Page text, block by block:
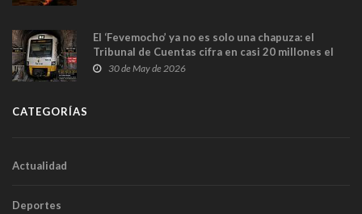
El ‘Fevemocho’ ya no es solo una chapuza: el
Tribunal de Cuentas cifra en casi 20 millones el
sobrecoste de los trenes que no cabían por los
30 de May de 2026
CATEGORÍAS
Actualidad
Deportes